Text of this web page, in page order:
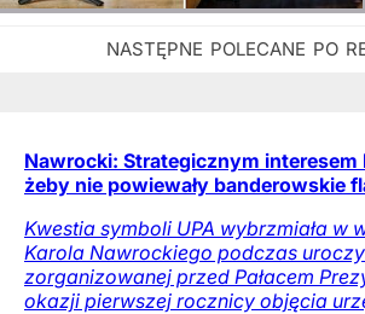
Nawrocki: Strategicznym interesem
żeby nie powiewały banderowskie
Kwestia symboli UPA wybrzmiała w
Karola Nawrockiego podczas
zorganizowanej przed Pałacem
okazji pierwszej rocznicy objęcia